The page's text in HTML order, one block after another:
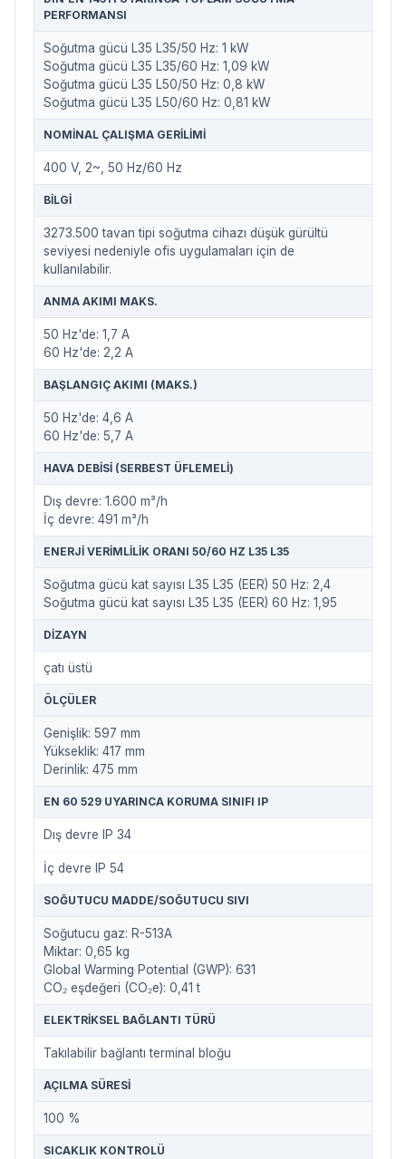
PERFORMANSI
Soğutma gücü L35 L35/50 Hz: 1 kW
Soğutma gücü L35 L35/60 Hz: 1,09 kW
Soğutma gücü L35 L50/50 Hz: 0,8 kW
Soğutma gücü L35 L50/60 Hz: 0,81 kW
NOMINAL ÇALIŞMA GERILIMI
400 V, 2~, 50 Hz/60 Hz
BILGI
3273.500 tavan tipi soğutma cihazı düşük gürültü
seviyesi nedeniyle ofis uygulamaları için de
kullanılabilir.
ANMA AKIMI MAKS.
50 Hz'de: 1,7 A
60 Hz'de: 2,2 A
BAŞLANGIÇ AKIMI (MAKS.)
50 Hz'de: 4,6 A
60 Hz'de: 5,7 A
HAVA DEBISI (SERBEST ÜFLEMELI)
Dış devre: 1.600 m³/h
İç devre: 491 m³/h
ENERJI VERIMLILIK ORANI 50/60 HZ L35 L35
Soğutma gücü kat sayısı L35 L35 (EER) 50 Hz: 2,4
Soğutma gücü kat sayısı L35 L35 (EER) 60 Hz: 1,95
DIZAYN
çatı üstü
ÖLÇÜLER
Genişlik: 597 mm
Yükseklik: 417 mm
Derinlik: 475 mm
EN 60 529 UYARINCA KORUMA SINIFI IP
Dış devre IP 34
İç devre IP 54
SOĞUTUCU MADDE/SOĞUTUCU SIVI
Soğutucu gaz: R-513A
Miktar: 0,65 kg
Global Warming Potential (GWP): 631
CO₂ eşdeğeri (CO₂e): 0,41 t
ELEKTRIKSEL BAĞLANTI TÜRÜ
Takılabilir bağlantı terminal bloğu
AÇILMA SÜRESI
100 %
SICAKLIK KONTROLÜ